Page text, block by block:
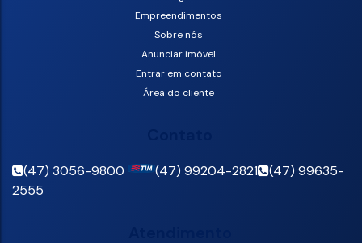
Empreendimentos
Sobre nós
Anunciar imóvel
Entrar em contato
Área do cliente
(47) 3056-9800 (47) 99204-2821
(47) 99635-
2555